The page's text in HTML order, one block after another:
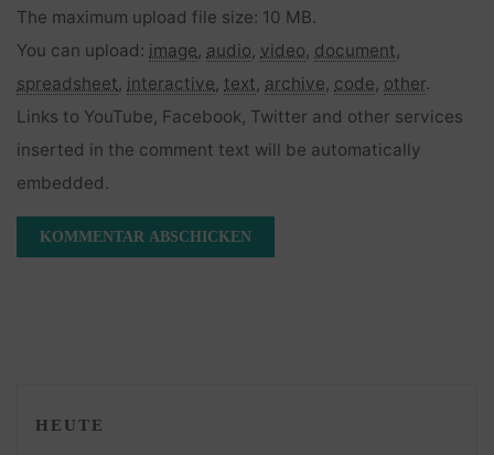
The maximum upload file size: 10 MB.
You can upload: image, audio, video, document,
spreadsheet, interactive, text, archive, code, other.
Links to YouTube, Facebook, Twitter and other services
inserted in the comment text will be automatically
embedded.
HEUTE